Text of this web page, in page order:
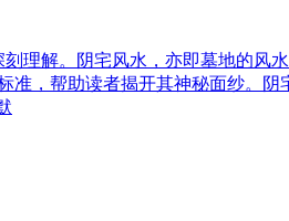
理解。阴宅风水，亦即墓地的风
，帮助读者揭开其神秘面纱。阴